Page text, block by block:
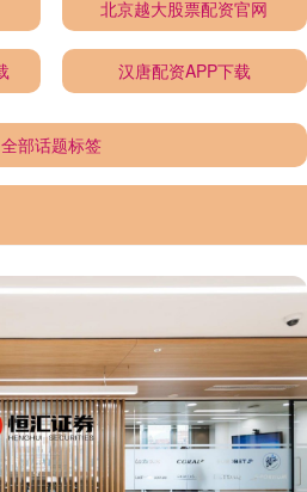
北京越大股票配资官网
汉唐配资APP下载
全部话题标签